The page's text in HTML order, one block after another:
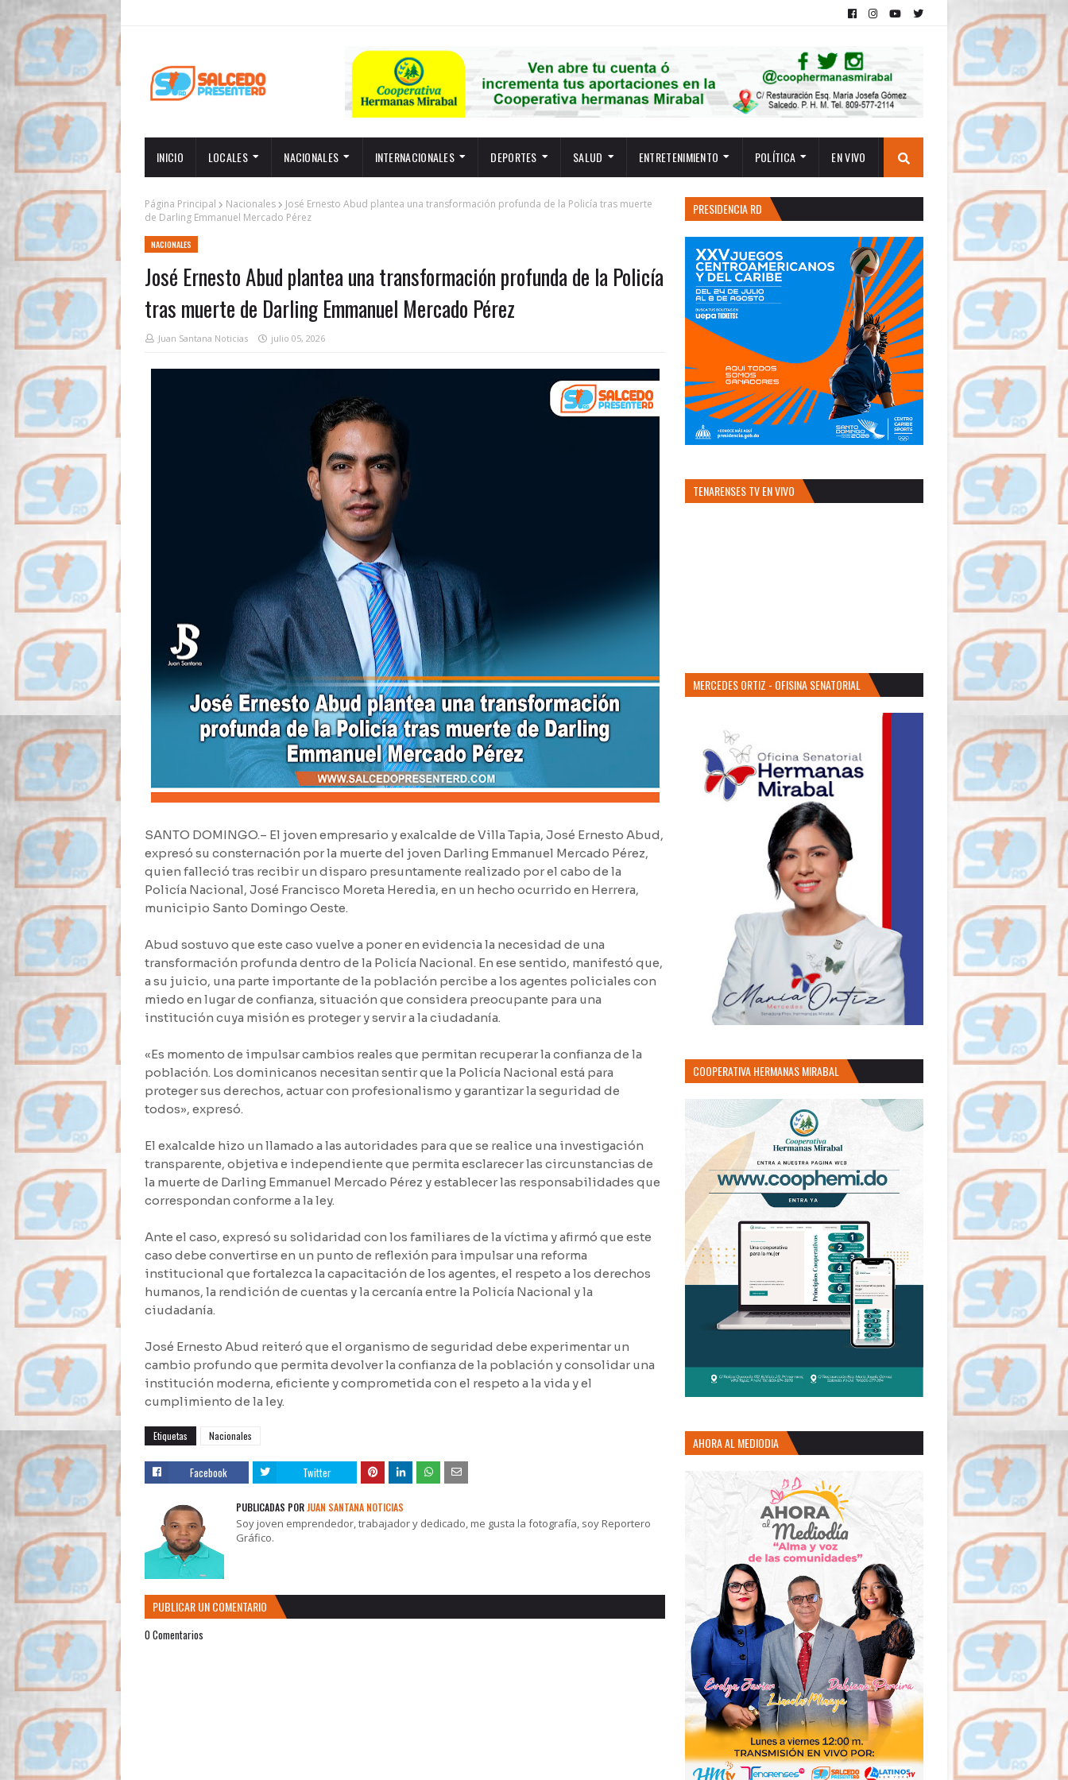
INICIO LOCALES NACIONALES INTERNACIONALES DEPORTES SALUD ENTRETENIMIENTO POLÍTICA EN VIVO
Página Principal Nacionales
José Ernesto Abud plantea una transformación profunda de la Policía tras muerte
de Darling Emmanuel Mercado Pérez
NACIONALES
José Ernesto Abud plantea una transformación profunda de la Policía
tras muerte de Darling Emmanuel Mercado Pérez
Juan Santana Noticias julio 05, 2026
SANTO DOMINGO.– El joven empresario y exalcalde de Villa Tapia, José Ernesto Abud,
expresó su consternación por la muerte del joven Darling Emmanuel Mercado Pérez,
quien falleció tras recibir un disparo presuntamente realizado por el cabo de la
Policía Nacional, José Francisco Moreta Heredia, en un hecho ocurrido en Herrera,
municipio Santo Domingo Oeste.
Abud sostuvo que este caso vuelve a poner en evidencia la necesidad de una
transformación profunda dentro de la Policía Nacional. En ese sentido, manifestó que,
a su juicio, una parte importante de la población percibe a los agentes policiales con
miedo en lugar de confianza, situación que considera preocupante para una
institución cuya misión es proteger y servir a la ciudadanía.
«Es momento de impulsar cambios reales que permitan recuperar la confianza de la
población. Los dominicanos necesitan sentir que la Policía Nacional está para
proteger sus derechos, actuar con profesionalismo y garantizar la seguridad de
todos», expresó.
El exalcalde hizo un llamado a las autoridades para que se realice una investigación
transparente, objetiva e independiente que permita esclarecer las circunstancias de
la muerte de Darling Emmanuel Mercado Pérez y establecer las responsabilidades que
correspondan conforme a la ley.
Ante el caso, expresó su solidaridad con los familiares de la víctima y afirmó que este
caso debe convertirse en un punto de reflexión para impulsar una reforma
institucional que fortalezca la capacitación de los agentes, el respeto a los derechos
humanos, la rendición de cuentas y la cercanía entre la Policía Nacional y la
ciudadanía.
José Ernesto Abud reiteró que el organismo de seguridad debe experimentar un
cambio profundo que permita devolver la confianza de la población y consolidar una
institución moderna, eficiente y comprometida con el respeto a la vida y el
cumplimiento de la ley.
Etiquetas Nacionales
Facebook Twitter
PUBLICADAS PORJUAN SANTANA NOTICIAS
Soy joven emprendedor, trabajador y dedicado, me gusta la fotografía, soy Reportero
Gráfico.
PUBLICAR UN COMENTARIO
0 Comentarios
PRESIDENCIA RD
TENARENSES TV EN VIVO
MERCEDES ORTIZ - OFISINA SENATORIAL
COOPERATIVA HERMANAS MIRABAL
AHORA AL MEDIODIA